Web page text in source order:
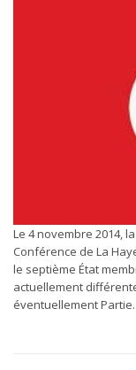
Le 4 novembre 2014,
Conférence de La
le septième État
actuellement
éventuellement Partie.